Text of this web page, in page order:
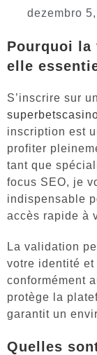
dezembro
Pourquoi la
elle
S’inscrire sur
inscription est
profiter
tant que
focus SEO, je
indispensable
accès rapide à
La validation
votre identité et
conformément
protège la
garantit un
Quelles